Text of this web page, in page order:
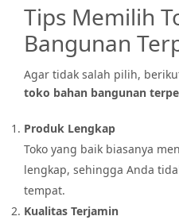
Tips Memilih
Bangunan
Agar tidak salah pilih,
toko bahan bangunan
Produk Lengkap
Toko yang baik biasanya
lengkap, sehingga Anda
tempat.
Kualitas Terjamin